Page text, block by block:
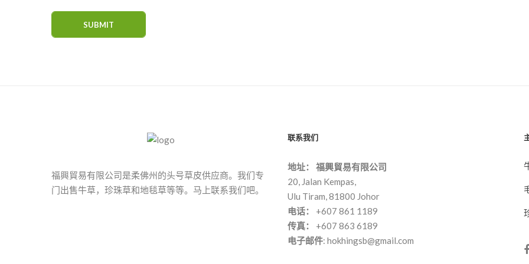
福興貿易有限公司是柔佛州的头号草皮供应商。我们专
门出售牛草，珍珠草和地毯草等等。马上联系我们吧。
联系我们
地址： 福興貿易有限公司
20, Jalan Kempas,
Ulu Tiram, 81800 Johor
电话： +607 861 1189
传真：
+607 863 6189
电子邮件: hokhingsb@gmail.com